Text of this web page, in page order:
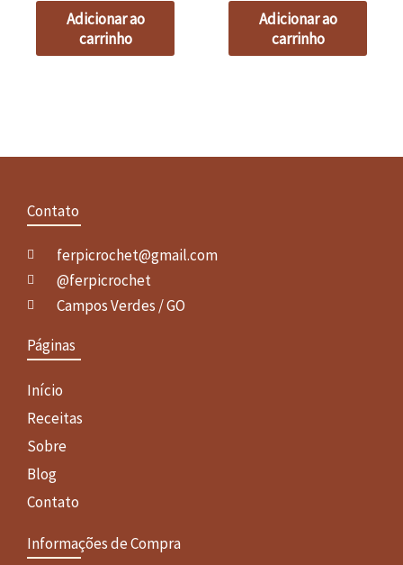
Adicionar ao
carrinho
Adicionar ao
carrinho
Contato
ferpicrochet@gmail.com
@ferpicrochet
Campos Verdes / GO
Páginas
Início
Receitas
Sobre
Blog
Contato
Informações de Compra